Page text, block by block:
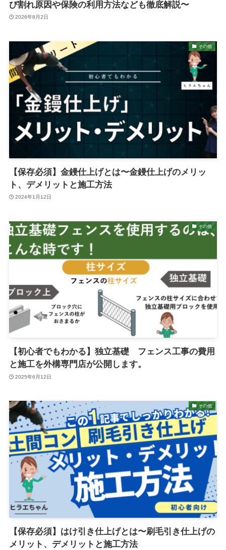
び割れ原因や保険の利用方法なども徹底解説〜
2026年8月2日
その他
【保存必須】金鏝仕上げとは〜金鏝仕上げのメリッ
ト、デメリットと施工方法
2024年1月12日
その他
【初心者でもわかる】独立基礎 フェンス工事の費用
と施工を外構専門店が公開します。
2025年6月12日
その他
【保存必須】はけ引き仕上げとは〜刷毛引き仕上げの
メリット、デメリットと施工方法